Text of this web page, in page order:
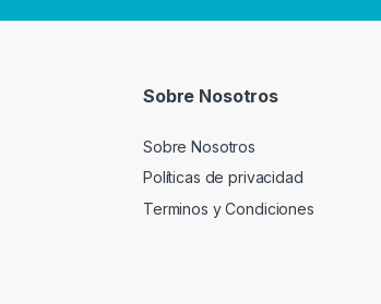
Sobre Nosotros
Sobre Nosotros
Políticas de privacidad
Terminos y Condiciones